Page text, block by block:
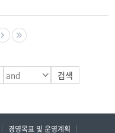
경영목표 및 운영계획